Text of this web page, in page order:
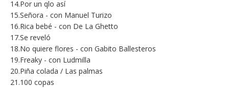
14.Por un qlo así
15.Señora - con Manuel Turizo
16.Rica bebé - con De La Ghetto
17.Se reveló
18.No quiere flores - con Gabito Ballesteros
19.Freaky - con Ludmilla
20.Piña colada / Las palmas
21.100 copas